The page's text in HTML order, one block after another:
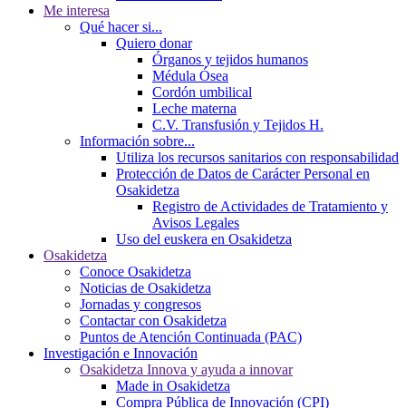
Me interesa
Qué hacer si...
Quiero donar
Órganos y tejidos humanos
Médula Ósea
Cordón umbilical
Leche materna
C.V. Transfusión y Tejidos H.
Información sobre...
Utiliza los recursos sanitarios con responsabilidad
Protección de Datos de Carácter Personal en
Osakidetza
Registro de Actividades de Tratamiento y
Avisos Legales
Uso del euskera en Osakidetza
Osakidetza
Conoce Osakidetza
Noticias de Osakidetza
Jornadas y congresos
Contactar con Osakidetza
Puntos de Atención Continuada (PAC)
Investigación e Innovación
Osakidetza Innova y ayuda a innovar
Made in Osakidetza
Compra Pública de Innovación (CPI)